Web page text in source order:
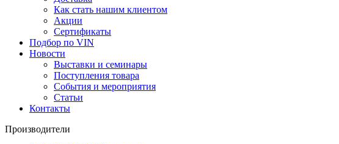
Как стать нашим клиентом
Акции
Сертификаты
Подбор по VIN
Новости
Выставки и семинары
Поступления товара
События и мероприятия
Статьи
Контакты
Производители